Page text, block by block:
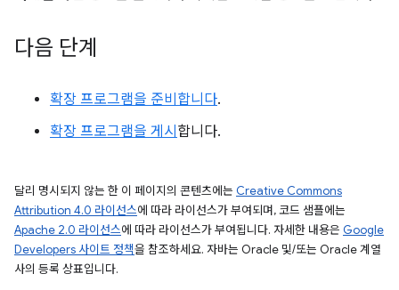
다음 단계
확장 프로그램을 준비합니다.
확장 프로그램을 게시 합니다.
달리 명시되지 않는 한 이 페이지의 콘텐츠에는 Creative Commons
Attribution 4.0 라이선스에 따라 라이선스가 부여되며, 코드 샘플에는
Apache 2.0 라이선스에 따라 라이선스가 부여됩니다. 자세한 내용은 Google
Developers 사이트 정책을 참조하세요. 자바는 Oracle 및/또는 Oracle 계열
사의 등록 상표입니다.